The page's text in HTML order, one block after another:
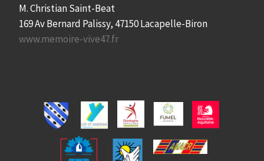
M. Christian Saint-Beat
169 Av Bernard Palissy, 47150 Lacapelle-Biron
www.memoire-vive47.fr